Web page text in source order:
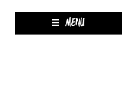
MENU